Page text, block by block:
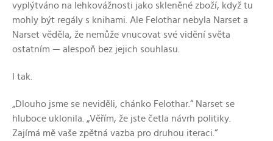
vyplýtváno na lehkovážnosti jako skleněné zboží, když tu
mohly být regály s knihami. Ale Felothar nebyla Narset a
Narset věděla, že nemůže vnucovat své vidění světa
ostatním — alespoň bez jejich souhlasu.
I tak.
„Dlouho jsme se neviděli, chánko Felothar.“ Narset se
hluboce uklonila. „Věřím, že jste četla návrh politiky.
Zajímá mě vaše zpětná vazba pro druhou iteraci.“